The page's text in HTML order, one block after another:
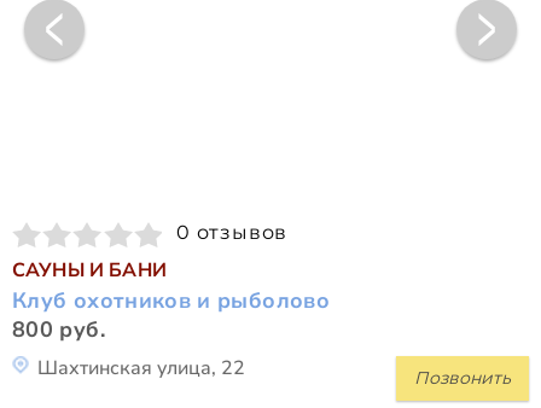
0 отзывов
САУНЫ И БАНИ
Клуб охотников и рыболово
800 руб.
Позвонить
Шахтинская улица, 22